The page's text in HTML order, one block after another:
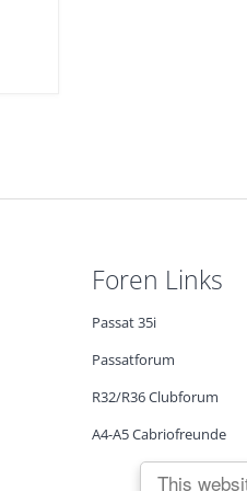
This
Foren Links
Passat 35i
Passatforum
R32/R36 Clubforum
A4-A5 Cabriofreunde